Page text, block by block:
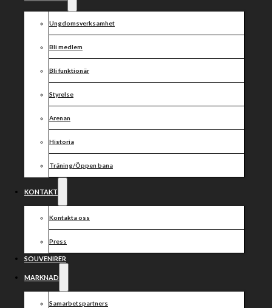
Ungdomsverksamhet
Bli medlem
Bli funktionär
Styrelse
Arenan
Historia
Träning/Öppen bana
KONTAKT
Kontakta oss
Press
SOUVENIRER
MARKNAD
Samarbetspartners
segersugna
Rospiggarna